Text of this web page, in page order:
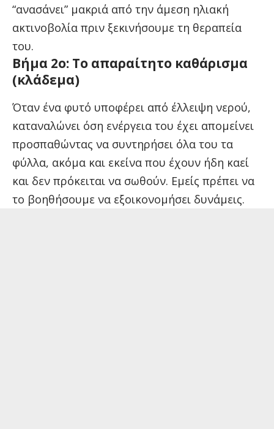
“ανασάνει” μακριά από την άμεση ηλιακή
ακτινοβολία πριν ξεκινήσουμε τη θεραπεία
του.
Βήμα 2ο: Το απαραίτητο καθάρισμα
(κλάδεμα)
Όταν ένα φυτό υποφέρει από έλλειψη νερού,
καταναλώνει όση ενέργεια του έχει απομείνει
προσπαθώντας να συντηρήσει όλα του τα
φύλλα, ακόμα και εκείνα που έχουν ήδη καεί
και δεν πρόκειται να σωθούν. Εμείς πρέπει να
το βοηθήσουμε να εξοικονομήσει δυνάμεις.